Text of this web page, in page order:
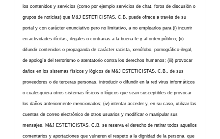
los contenidos y servicios (como por ejemplo servicios de chat, foros de discusión o
grupos de noticias) que M&J ESTETICISTAS, C.B. puede ofrece a través de su
portal y con carácter enunciativo pero no limitativo, a no emplearlos para (i) incurrir
en actividades ilícitas, ilegales o contrarias a la buena fe y al orden público; (ii)
difundir contenidos o propaganda de carácter racista, xenófobo, pornográfico-ilegal,
de apología del terrorismo o atentatorio contra los derechos humanos; (iii) provocar
daños en los sistemas físicos y lógicos de M&J ESTETICISTAS, C.B., de sus
proveedores o de terceras personas, introducir o difundir en la red virus informáticos
o cualesquiera otros sistemas físicos o lógicos que sean susceptibles de provocar
los daños anteriormente mencionados; (iv) intentar acceder y, en su caso, utilizar las
cuentas de correo electrónico de otros usuarios y modificar o manipular sus
mensajes. M&J ESTETICISTAS, C.B. se reserva el derecho de retirar todos aquellos
comentarios y aportaciones que vulneren el respeto a la dignidad de la persona, que